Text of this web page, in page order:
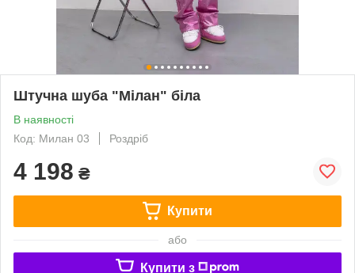
Штучна шуба "Мілан" біла
В наявності
Код: Милан 03
Роздріб
4 198 ₴
Купити
або
Купити з